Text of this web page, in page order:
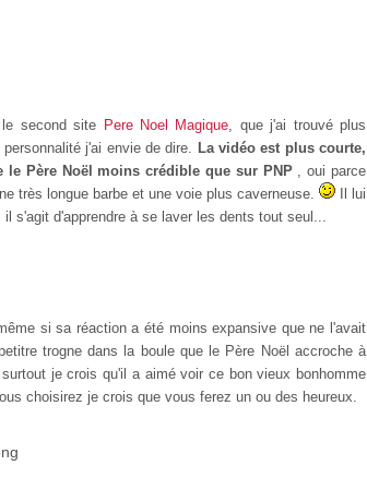
second site Pere Noel Magique, que j'ai trouvé plus
j'ai envie de dire. La vidéo est plus courte,
Père Noël moins crédible que sur PNP, oui parce
très longue barbe et une voie plus caverneuse.
Il lui
s'agit d'apprendre à se laver les dents tout seul...
si sa réaction a été moins expansive que ne l'avait
trogne dans la boule que le Père Noël accroche à
je crois qu'il a aimé voir ce bon vieux bonhomme
choisirez je crois que vous ferez un ou des heureux.